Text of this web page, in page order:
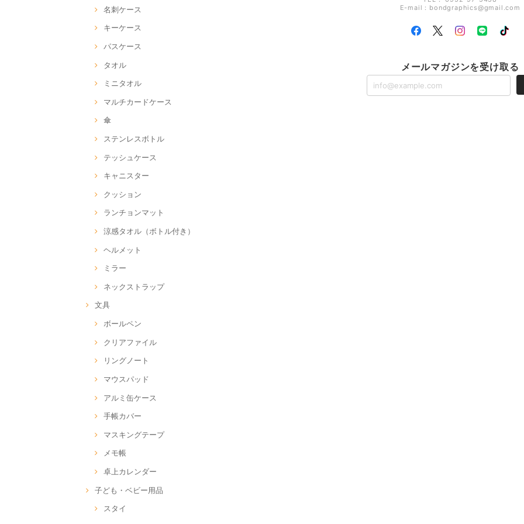
名刺ケース
キーケース
パスケース
タオル
ミニタオル
マルチカードケース
傘
ステンレスボトル
テッシュケース
キャニスター
クッション
ランチョンマット
涼感タオル（ボトル付き）
ヘルメット
ミラー
ネックストラップ
文具
ボールペン
クリアファイル
リングノート
マウスパッド
アルミ缶ケース
手帳カバー
マスキングテープ
メモ帳
卓上カレンダー
子ども・ベビー用品
スタイ
E-mail： bondgraphics@gmail.com
メールマガジンを受け取る